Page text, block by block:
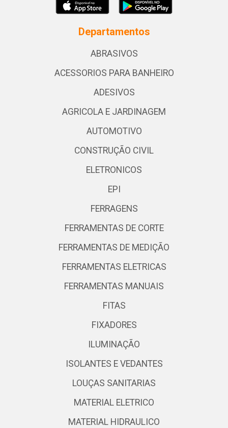
Departamentos
ABRASIVOS
ACESSORIOS PARA BANHEIRO
ADESIVOS
AGRICOLA E JARDINAGEM
AUTOMOTIVO
CONSTRUÇÃO CIVIL
ELETRONICOS
EPI
FERRAGENS
FERRAMENTAS DE CORTE
FERRAMENTAS DE MEDIÇÃO
FERRAMENTAS ELETRICAS
FERRAMENTAS MANUAIS
FITAS
FIXADORES
ILUMINAÇÃO
ISOLANTES E VEDANTES
LOUÇAS SANITARIAS
MATERIAL ELETRICO
MATERIAL HIDRAULICO